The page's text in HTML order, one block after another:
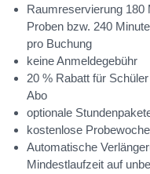
Raumreservierung 180
Proben bzw. 240
pro Buchung
keine Anmeldegebühr
20 % Rabatt für
Abo
optionale
kostenlose Probewoche
Automatische
Mindestlaufzeit auf